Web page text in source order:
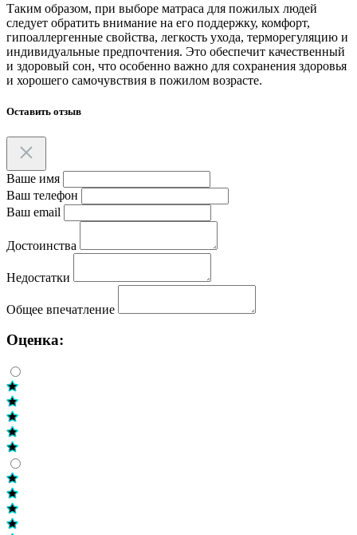
Таким образом, при выборе матраса для пожилых людей
следует обратить внимание на его поддержку, комфорт,
гипоаллергенные свойства, легкость ухода, терморегуляцию и
индивидуальные предпочтения. Это обеспечит качественный
и здоровый сон, что особенно важно для сохранения здоровья
и хорошего самочувствия в пожилом возрасте.
Оставить отзыв
Ваше имя
Ваш телефон
Ваш email
Достоинства
Недостатки
Общее впечатление
Оценка: